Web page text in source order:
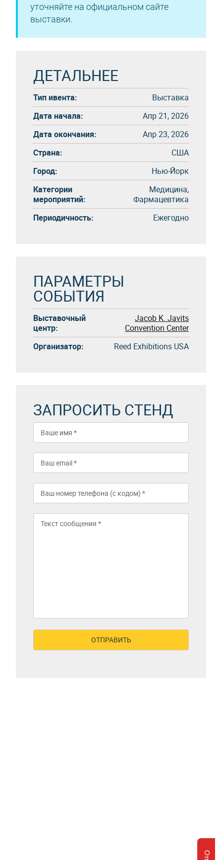
уточняйте на официальном сайте
выставки.
ДЕТАЛЬНЕЕ
Тип ивента:
Выставка
Дата начала:
Апр 21, 2026
Дата окончания:
Апр 23, 2026
Страна:
США
Город:
Нью-Йорк
Категории
мероприятий:
Медицина,
Фармацевтика
Периодичность:
Eжегоднo
ПАРАМЕТРЫ
СОБЫТИЯ
Выставочный
центр:
Jacob K. Javits
Convention Center
Организатор:
Reed Exhibitions USA
ЗАПРОСИТЬ СТЕНД